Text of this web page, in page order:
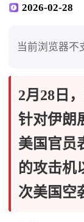
2026-02-28
当前浏览器不
2月28日
针对伊朗
美国官员
的攻击机
次美国空